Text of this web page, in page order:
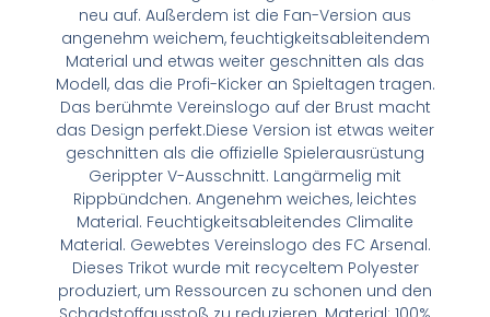
neu auf. Außerdem ist die Fan-Version aus
angenehm weichem, feuchtigkeitsableitendem
Material und etwas weiter geschnitten als das
Modell, das die Profi-Kicker an Spieltagen tragen.
Das berühmte Vereinslogo auf der Brust macht
das Design perfekt.Diese Version ist etwas weiter
geschnitten als die offizielle Spielerausrüstung
Gerippter V-Ausschnitt. Langärmelig mit
Rippbündchen. Angenehm weiches, leichtes
Material. Feuchtigkeitsableitendes Climalite
Material. Gewebtes Vereinslogo des FC Arsenal.
Dieses Trikot wurde mit recyceltem Polyester
produziert, um Ressourcen zu schonen und den